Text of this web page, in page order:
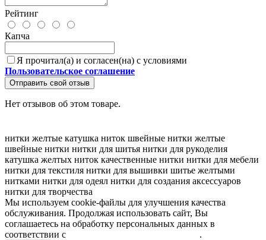
Рейтинг
Капча
Я прочитал(а) и согласен(на) с условиями
Пользовательское соглашение
Отправить свой отзыв
Нет отзывов об этом товаре.
нитки желтые катушка ниток швейные нитки желтые
швейные нитки нитки для шитья нитки для рукоделия
катушка желтых ниток качественные нитки нитки для мебели
нитки для текстиля нитки для вышивки шитье желтыми
нитками нитки для одеял нитки для создания аксессуаров
нитки для творчества
Мы используем cookie-файлы для улучшения качества
обслуживания. Продолжая использовать сайт, Вы
соглашаетесь на обработку персональных данных в
соответствии с
.